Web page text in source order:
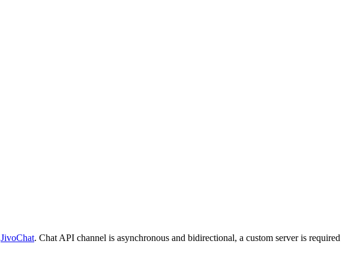
JivoChat. Chat API channel is asynchronous and bidirectional, a custom server is required